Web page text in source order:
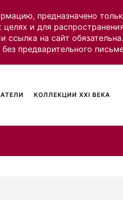
предназначено
целях и для
ссылка на сайт
предварительного
КОЛЛЕКЦИИ XXI ВЕКА